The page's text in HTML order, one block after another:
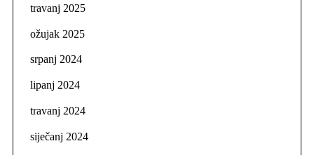
travanj 2025
ožujak 2025
srpanj 2024
lipanj 2024
travanj 2024
siječanj 2024